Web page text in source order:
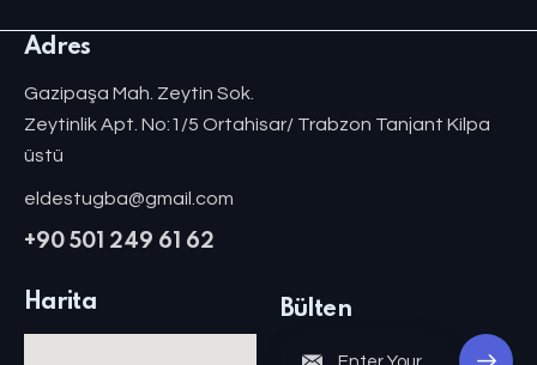
Adres
Gazipaşa Mah. Zeytin Sok.
Zeytinlik Apt. No:1/5 Ortahisar/ Trabzon Tanjant Kilpa
üstü
eldestugba@gmail.com
+90 501 249 61 62
Harita Bülten
Subscri